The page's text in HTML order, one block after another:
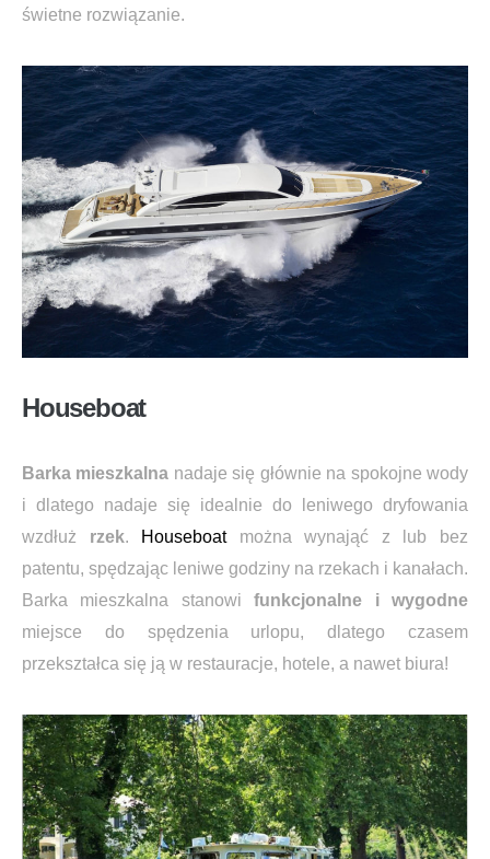
świetne rozwiązanie.
Houseboat
Barka mieszkalna nadaje się głównie na spokojne wody
i dlatego nadaje się idealnie do leniwego dryfowania
wzdłuż rzek. Houseboatmożna wynająć z lub bez
patentu, spędzając leniwe godziny na rzekach i kanałach.
Barka mieszkalna stanowifunkcjonalne i wygodne
miejsce do spędzenia urlopu, dlatego czasem
przekształca się ją w restauracje, hotele, a nawet biura!